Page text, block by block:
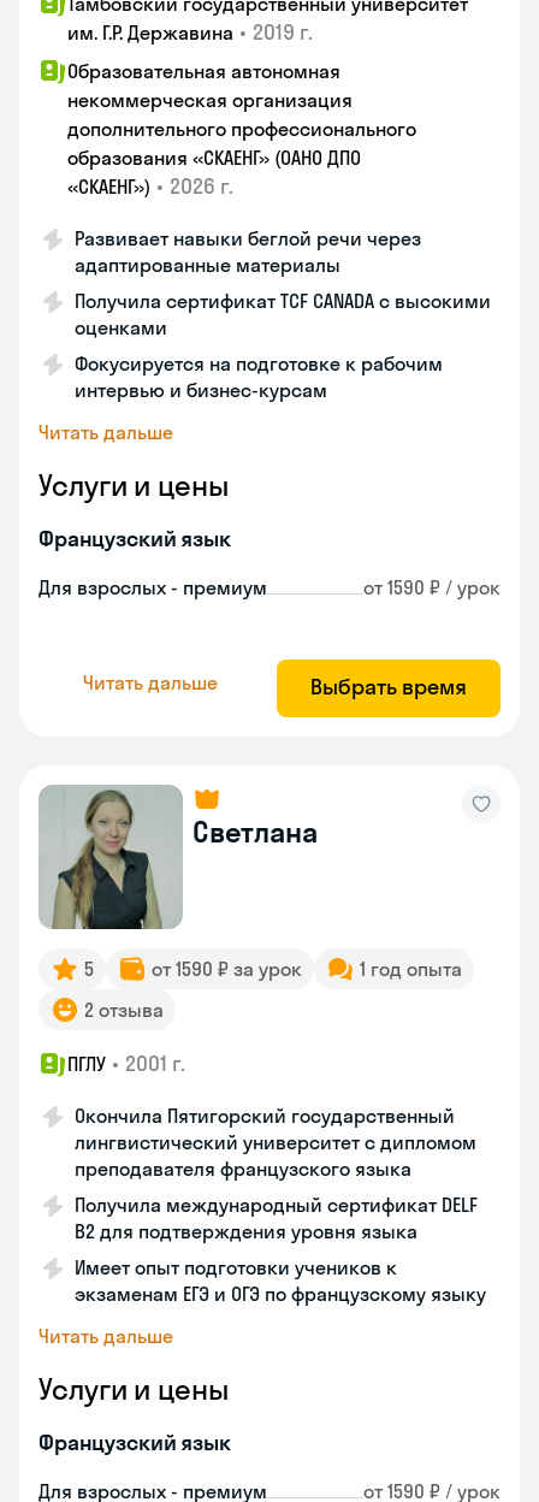
им. Г.Р. Державина • 2019 г.
Образовательная автономная
некоммерческая организация
дополнительного профессионального
образования «СКАЕНГ» (ОАНО ДПО
«СКАЕНГ») • 2026 г.
Развивает навыки беглой речи через
адаптированные материалы
Получила сертификат TCF CANADA с высокими
оценками
Фокусируется на подготовке к рабочим
интервью и бизнес-курсам
Читать дальше
Услуги и цены
Французский язык
Для взрослых - премиум от 1590 ₽ / урок
Читать дальше Выбрать время
Светлана
5 от 1590 ₽ за урок
1 год опыта
2 отзыва
ПГЛУ • 2001 г.
Окончила Пятигорский государственный
лингвистический университет с дипломом
преподавателя французского языка
Получила международный сертификат DELF
B2 для подтверждения уровня языка
Имеет опыт подготовки учеников к
экзаменам ЕГЭ и ОГЭ по французскому языку
Читать дальше
Услуги и цены
Французский язык
Для взрослых - премиум от 1590 ₽ / урок